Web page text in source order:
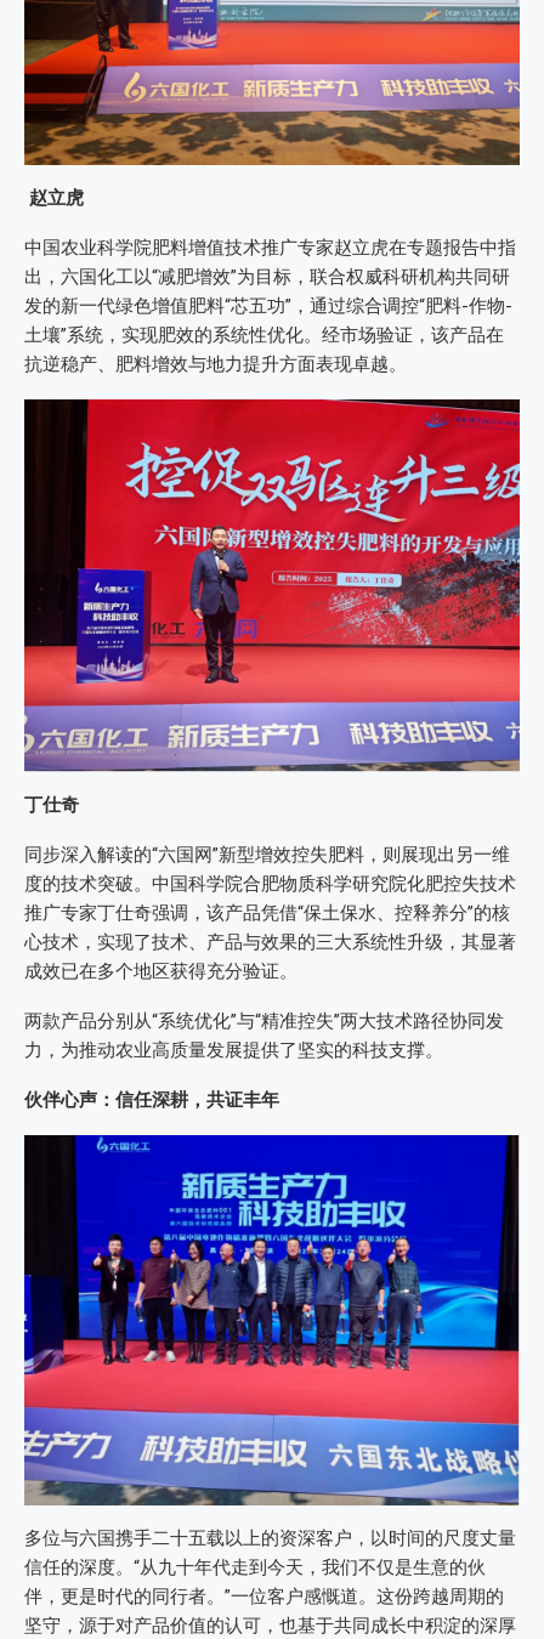
赵立虎
中国农业科学院肥料增值技术推广专家赵立虎在专题报告中指
出，六国化工以“减肥增效”为目标，联合权威科研机构共同研
发的新一代绿色增值肥料“芯五功”，通过综合调控“肥料-作物-
土壤”系统，实现肥效的系统性优化。经市场验证，该产品在
抗逆稳产、肥料增效与地力提升方面表现卓越。
丁仕奇
同步深入解读的“六国网”新型增效控失肥料，则展现出另一维
度的技术突破。中国科学院合肥物质科学研究院化肥控失技术
推广专家丁仕奇强调，该产品凭借“保土保水、控释养分”的核
心技术，实现了技术、产品与效果的三大系统性升级，其显著
成效已在多个地区获得充分验证。
两款产品分别从“系统优化”与“精准控失”两大技术路径协同发
力，为推动农业高质量发展提供了坚实的科技支撑。
伙伴心声：信任深耕，共证丰年
多位与六国携手二十五载以上的资深客户，以时间的尺度丈量
信任的深度。“从九十年代走到今天，我们不仅是生意的伙
伴，更是时代的同行者。”一位客户感慨道。这份跨越周期的
坚守，源于对产品价值的认可，也基于共同成长中积淀的深厚